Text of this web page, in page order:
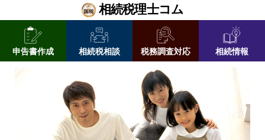
相続税理士コム
申告書作成 相続税相談 税務調査対応 相続情報